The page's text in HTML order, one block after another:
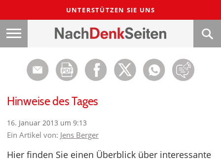
UNTERSTÜTZEN SIE UNS
Hinweise des Tages
16. Januar 2013 um 9:13
Ein Artikel von: Jens Berger
Hier finden Sie einen Überblick über interessante